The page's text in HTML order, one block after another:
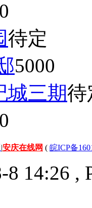
待定
5000
城三期待
|安庆在线网 ( 皖ICP备
8 14:26 ,